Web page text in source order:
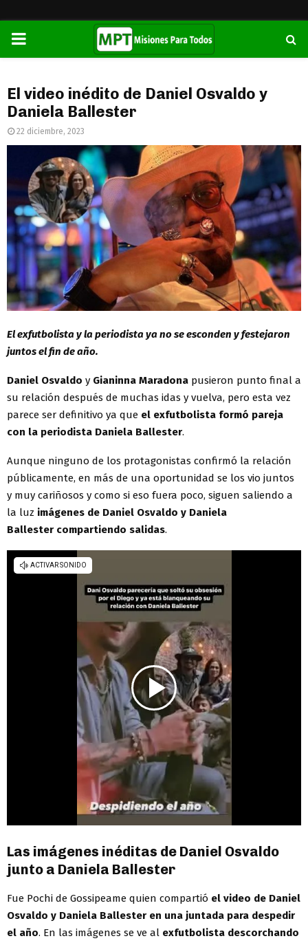
PRIMARY
El video inédito de Daniel Osvaldo y
Daniela Ballester
22 diciembre, 2023
El exfutbolista y la periodista ya no se esconden y festejaron
juntos el fin de año.
Daniel Osvaldo y Gianinna Maradona pusieron punto final a
su relación después de muchas idas y vuelva, pero esta vez
parece ser definitivo ya que el exfutbolista formó pareja
con la periodista Daniela Ballester.
Aunque ninguno de los protagonistas confirmó la relación
públicamente, en más de una oportunidad se los vio juntos
y muy cariñosos y como si eso fuera poco, siguen saliendo a
la luz imágenes de Daniel Osvaldo y Daniela
Ballester compartiendo salidas.
Las imágenes inéditas de Daniel Osvaldo
junto a Daniela Ballester
Fue Pochi de Gossipeame quien compartió el video de Daniel
Osvaldo y Daniela Ballester en una juntada para despedir
el año. En las imágenes se ve al exfutbolista descorchando